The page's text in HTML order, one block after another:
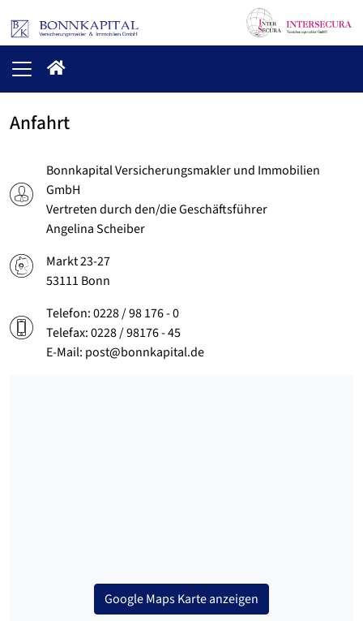
Anfahrt
Bonnkapital Versicherungsmakler und Immobilien
GmbH
Vertreten durch den/die Geschäftsführer
Angelina Scheiber
Markt 23-27
53111 Bonn
Telefon: 0228 / 98 176 - 0
Telefax: 0228 / 98176 - 45
E-Mail: post@bonnkapital.de